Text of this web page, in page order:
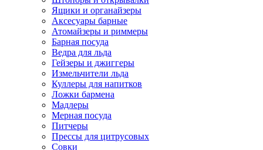
Ящики и органайзеры
Аксесуары барные
Атомайзеры и риммеры
Барная посуда
Ведра для льда
Гейзеры и джиггеры
Измельчители льда
Куллеры для напитков
Ложки бармена
Мадлеры
Мерная посуда
Питчеры
Прессы для цитрусовых
Совки